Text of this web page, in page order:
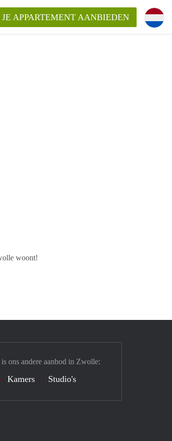
JE APPARTEMENT AANBIEDEN
woont!
ons andere aanbod in Zwolle:
Kamers Studio's